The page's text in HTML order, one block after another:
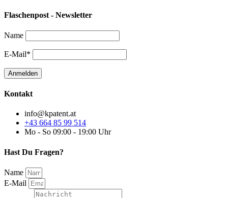
Flaschenpost - Newsletter
Name
E-Mail*
Kontakt
info@kpatent.at
+43 664 85 99 514
Mo - So 09:00 - 19:00 Uhr
Hast Du Fragen?
Name
E-Mail